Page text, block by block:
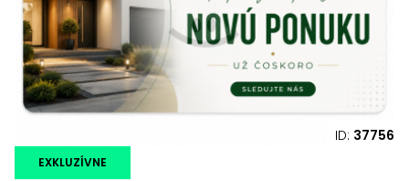
ID: 37756
EXKLUZÍVNE